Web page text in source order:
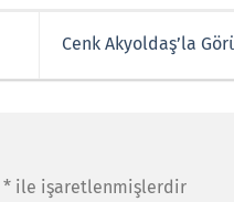
Cenk Akyoldaş’la
* ile işaretlenmişlerdir